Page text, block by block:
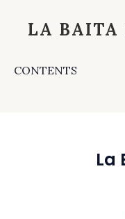
LA BAITA
CONTENTS
La